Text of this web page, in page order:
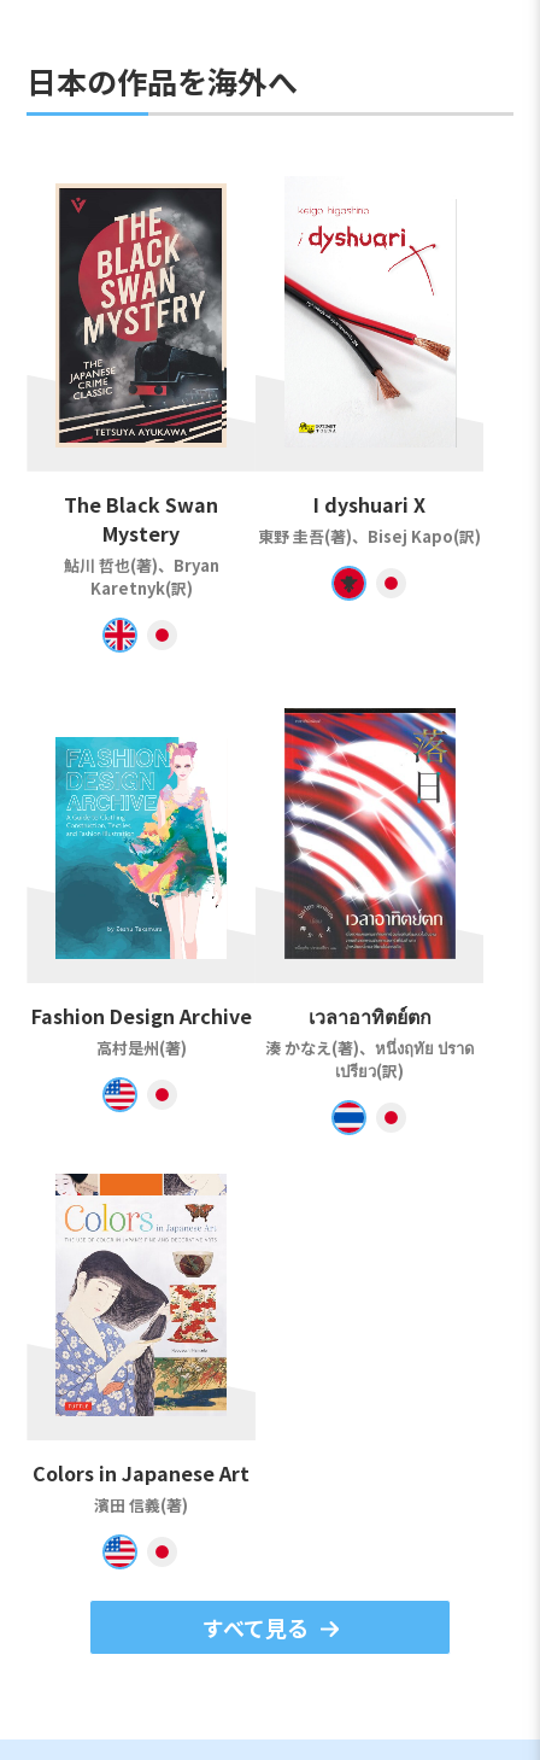
日本の作品を海外へ
The Black Swan
Mystery
鮎川 哲也(著)、Bryan
Karetnyk(訳)
I dyshuari X
東野 圭吾(著)、Bisej Kapo(訳)
Fashion Design Archive
高村是州(著)
เวลาอาทิตย์ตก
湊 かなえ(著)、หนึ่งฤทัย ปราด
เปรียว(訳)
Colors in Japanese Art
濱田 信義(著)
すべて見る